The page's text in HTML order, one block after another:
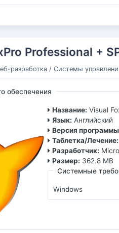
Professional +
разработка/ Системы
обеспечения
Название: Visual
Язык: Английский
Версия
Таблетка/Лечение:
Разработчик:
Размер: 362.8 MB
Системные
Windows